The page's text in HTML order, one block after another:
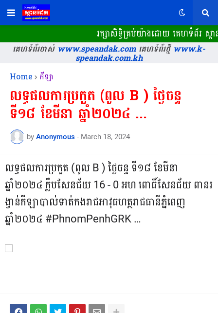
រក្សាសិទ្ធិគ្រប់យ៉ាងដោយ គេហទំព័រ
គេហទំព័រចាស់www.speandak.comគេហទំព័រថ្មីwww.k-
speandak.com.kh
Home កីឡា
លទ្ធផលការប្រកួត (ពូល B ) ថ្ងៃចន្ទ
ទី១៨ ខែមីនា ឆ្នាំ២០២៤ ...
by Anonymous - March 18, 2024
លទ្ធផលការប្រកួត (ពូល B ) ថ្ងៃចន្ទ ទី១៨ ខែមីនា
ឆ្នាំ២០២៤ ក្លឹបសែនជ័យ 16 - 0 អហ ពោធិ៍សែនជ័យ ពានរ
ង្វាន់កីឡាបាល់ទាត់កងរាជអាវុធហត្ថរាជធានីភ្នំពេញ
ឆ្នាំ២០២៤ #PhnomPenhGRK …